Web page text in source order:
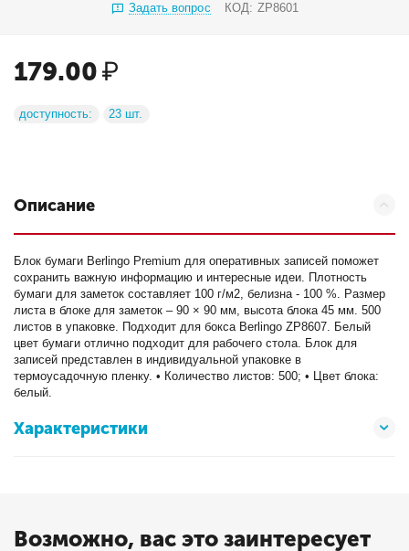
Задать вопрос КОД: ZP8601
179.00₽
доступность: 23 шт.
Описание
Блок бумаги Berlingo Premium для оперативных записей поможет
сохранить важную информацию и интересные идеи. Плотность
бумаги для заметок составляет 100 г/м2, белизна - 100 %. Размер
листа в блоке для заметок – 90 × 90 мм, высота блока 45 мм. 500
листов в упаковке. Подходит для бокса Berlingo ZP8607. Белый
цвет бумаги отлично подходит для рабочего стола. Блок для
записей представлен в индивидуальной упаковке в
термоусадочную пленку. • Количество листов: 500; • Цвет блока:
белый.
Характеристики
Возможно, вас это заинтересует